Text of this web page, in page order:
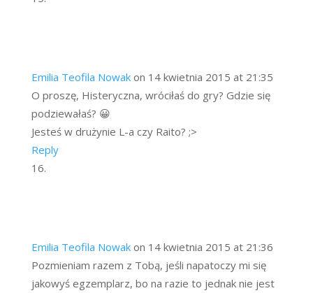
Emilia Teofila Nowak on 14 kwietnia 2015 at 21:35
O proszę, Histeryczna, wróciłaś do gry? Gdzie się
podziewałaś? 😀
Jesteś w drużynie L-a czy Raito? ;>
Reply
Emilia Teofila Nowak on 14 kwietnia 2015 at 21:36
Pozmieniam razem z Tobą, jeśli napatoczy mi się
jakowyś egzemplarz, bo na razie to jednak nie jest